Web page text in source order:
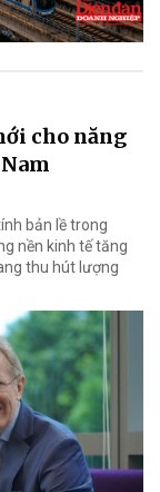
cho năng
bản lề trong
nền kinh tế tăng
thu hút lượng